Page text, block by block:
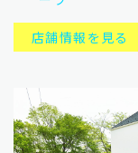
店舗情報を見る